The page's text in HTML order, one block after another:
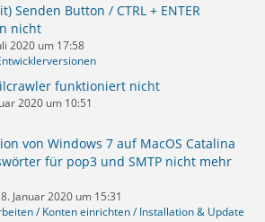
Senden Button / CTRL + ENTER
nicht
2020 um 17:58
funktioniert nicht
2020 um 10:51
von Windows 7 auf MacOS Catalina
für pop3 und SMTP nicht mehr
8. Januar 2020 um 15:31
/ Konten einrichten / Installation & Update